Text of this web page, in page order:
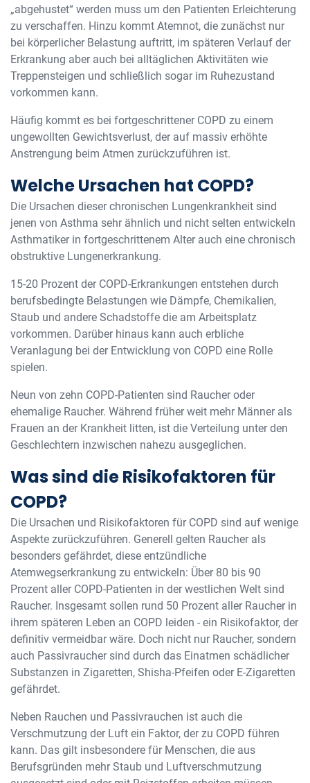
„abgehustet“ werden muss um den Patienten Erleichterung
zu verschaffen. Hinzu kommt Atemnot, die zunächst nur
bei körperlicher Belastung auftritt, im späteren Verlauf der
Erkrankung aber auch bei alltäglichen Aktivitäten wie
Treppensteigen und schließlich sogar im Ruhezustand
vorkommen kann.
Häufig kommt es bei fortgeschrittener COPD zu einem
ungewollten Gewichtsverlust, der auf massiv erhöhte
Anstrengung beim Atmen zurückzuführen ist.
Welche Ursachen hat COPD?
Die Ursachen dieser chronischen Lungenkrankheit sind
jenen von Asthma sehr ähnlich und nicht selten entwickeln
Asthmatiker in fortgeschrittenem Alter auch eine chronisch
obstruktive Lungenerkrankung.
15-20 Prozent der COPD-Erkrankungen entstehen durch
berufsbedingte Belastungen wie Dämpfe, Chemikalien,
Staub und andere Schadstoffe die am Arbeitsplatz
vorkommen. Darüber hinaus kann auch erbliche
Veranlagung bei der Entwicklung von COPD eine Rolle
spielen.
Neun von zehn COPD-Patienten sind Raucher oder
ehemalige Raucher. Während früher weit mehr Männer als
Frauen an der Krankheit litten, ist die Verteilung unter den
Geschlechtern inzwischen nahezu ausgeglichen.
Was sind die Risikofaktoren für
COPD?
Die Ursachen und Risikofaktoren für COPD sind auf wenige
Aspekte zurückzuführen. Generell gelten Raucher als
besonders gefährdet, diese entzündliche
Atemwegserkrankung zu entwickeln: Über 80 bis 90
Prozent aller COPD-Patienten in der westlichen Welt sind
Raucher. Insgesamt sollen rund 50 Prozent aller Raucher in
ihrem späteren Leben an COPD leiden - ein Risikofaktor, der
definitiv vermeidbar wäre. Doch nicht nur Raucher, sondern
auch Passivraucher sind durch das Einatmen schädlicher
Substanzen in Zigaretten, Shisha-Pfeifen oder E-Zigaretten
gefährdet.
Neben Rauchen und Passivrauchen ist auch die
Verschmutzung der Luft ein Faktor, der zu COPD führen
kann. Das gilt insbesondere für Menschen, die aus
Berufsgründen mehr Staub und Luftverschmutzung